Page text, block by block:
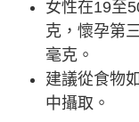
女性在19至
克，懷孕第
毫克。
建議從食物
中攝取。